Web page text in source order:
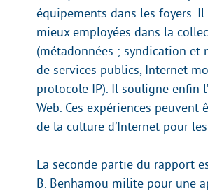
équipements dans les foyers.
mieux employées dans la
(métadonnées ; syndication
de services publics, Internet
protocole IP). Il souligne enfin
Web. Ces expériences peuvent
de la culture d’Internet pour
La seconde partie du rapport
B. Benhamou milite pour une